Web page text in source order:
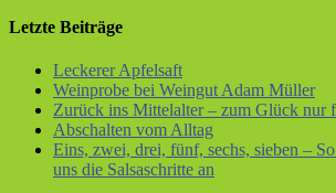
Letzte Beiträge
Leckerer Apfelsaft
Weinprobe bei Weingut Adam Müller
Zurück ins Mittelalter – zum Glück nur
Abschalten vom Alltag
Eins, zwei, drei, fünf, sechs, sieben –
uns die Salsaschritte an